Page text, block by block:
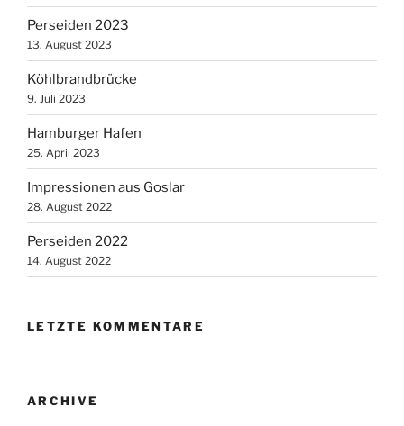
Perseiden 2023
13. August 2023
Köhlbrandbrücke
9. Juli 2023
Hamburger Hafen
25. April 2023
Impressionen aus Goslar
28. August 2022
Perseiden 2022
14. August 2022
LETZTE KOMMENTARE
ARCHIVE